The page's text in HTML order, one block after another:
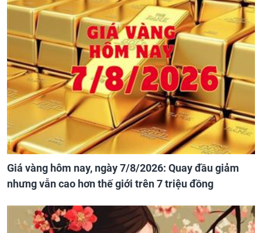
Giá vàng hôm nay, ngày 7/8/2026: Quay đầu giảm
nhưng vẫn cao hơn thế giới trên 7 triệu đồng